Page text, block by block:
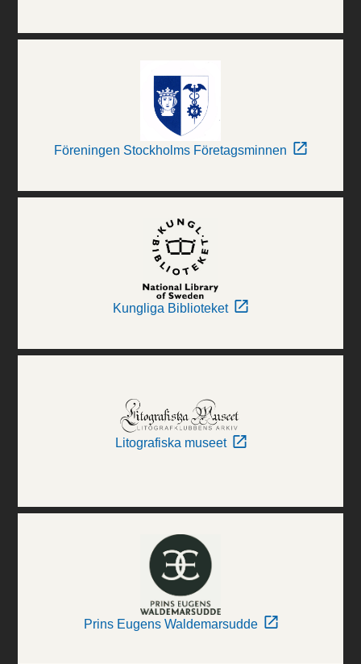
Föreningen Stockholms Företagsminnen
Kungliga Biblioteket
Litografiska museet
Prins Eugens Waldemarsudde